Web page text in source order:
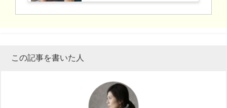
この記事を書いた人